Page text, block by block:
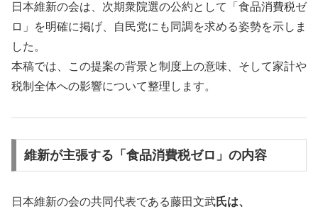
日本維新の会は、次期衆院選の公約として「食品消費税ゼ
ロ」を明確に掲げ、自民党にも同調を求める姿勢を示しま
した。
本稿では、この提案の背景と制度上の意味、そして家計や
税制全体への影響について整理します。
維新が主張する「食品消費税ゼロ」の内容
日本維新の会の共同代表である藤田文武氏は、